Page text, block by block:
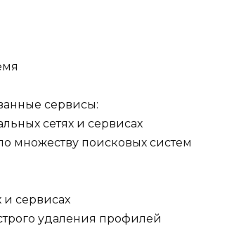
сервисы:
сетях и сервисах
множеству поисковых систем
и сервисах
удаления профилей